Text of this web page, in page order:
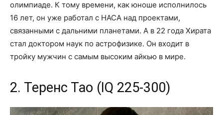
олимпиаде. К тому времени, как юноше исполнилось
16 лет, он уже работал с НАСА над проектами,
связанными с дальними планетами. А в 22 года Хирата
стал доктором наук по астрофизике. Он входит в
тройку мужчин с самым высоким айкью в мире.
2. Теренс Тао (IQ 225-300)